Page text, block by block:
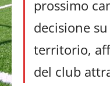
prossimo
decisione
territorio,
del club